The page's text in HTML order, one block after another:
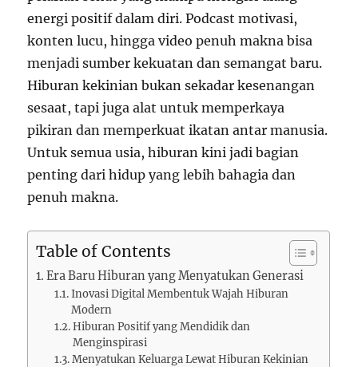
energi positif dalam diri. Podcast motivasi,
konten lucu, hingga video penuh makna bisa
menjadi sumber kekuatan dan semangat baru.
Hiburan kekinian bukan sekadar kesenangan
sesaat, tapi juga alat untuk memperkaya
pikiran dan memperkuat ikatan antar manusia.
Untuk semua usia, hiburan kini jadi bagian
penting dari hidup yang lebih bahagia dan
penuh makna.
Table of Contents
Era Baru Hiburan yang Menyatukan Generasi
Inovasi Digital Membentuk Wajah Hiburan
Modern
Hiburan Positif yang Mendidik dan
Menginspirasi
Menyatukan Keluarga Lewat Hiburan Kekinian